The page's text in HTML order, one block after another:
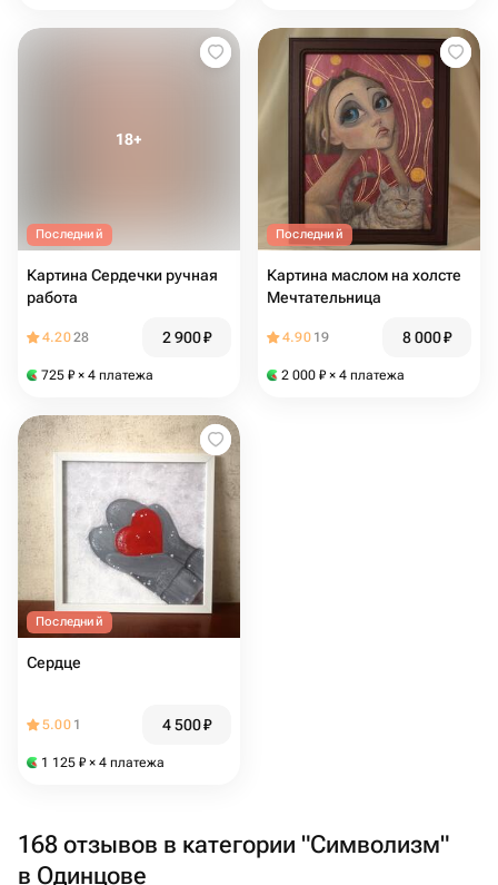
Последний
Картина Сердечки ручная
работа
4.2028 2 900₽
725 ₽ × 4 платежа
Последний
Картина маслом на холсте
Мечтательница
4.90 19 8 000₽
2 000 ₽ × 4 платежа
Последний
Сердце
5.00 1 4 500₽
1 125 ₽ × 4 платежа
168 отзывов в категории "Символизм"
в Одинцове